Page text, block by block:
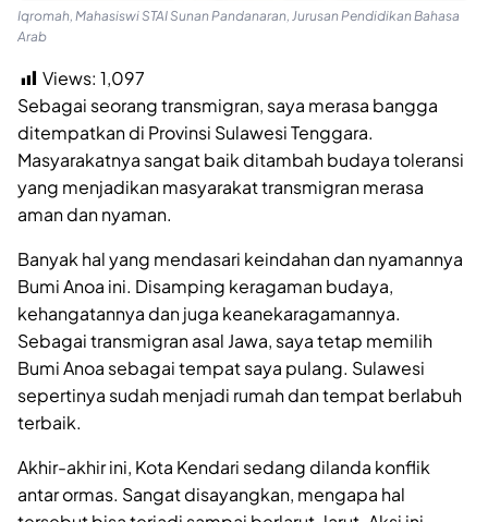
Iqromah, Mahasiswi STAI Sunan Pandanaran, Jurusan Pendidikan Bahasa
Arab
Views: 1,097
Sebagai seorang transmigran, saya merasa bangga
ditempatkan di Provinsi Sulawesi Tenggara.
Masyarakatnya sangat baik ditambah budaya toleransi
yang menjadikan masyarakat transmigran merasa
aman dan nyaman.
Banyak hal yang mendasari keindahan dan nyamannya
Bumi Anoa ini. Disamping keragaman budaya,
kehangatannya dan juga keanekaragamannya.
Sebagai transmigran asal Jawa, saya tetap memilih
Bumi Anoa sebagai tempat saya pulang. Sulawesi
sepertinya sudah menjadi rumah dan tempat berlabuh
terbaik.
Akhir-akhir ini, Kota Kendari sedang dilanda konflik
antar ormas. Sangat disayangkan, mengapa hal